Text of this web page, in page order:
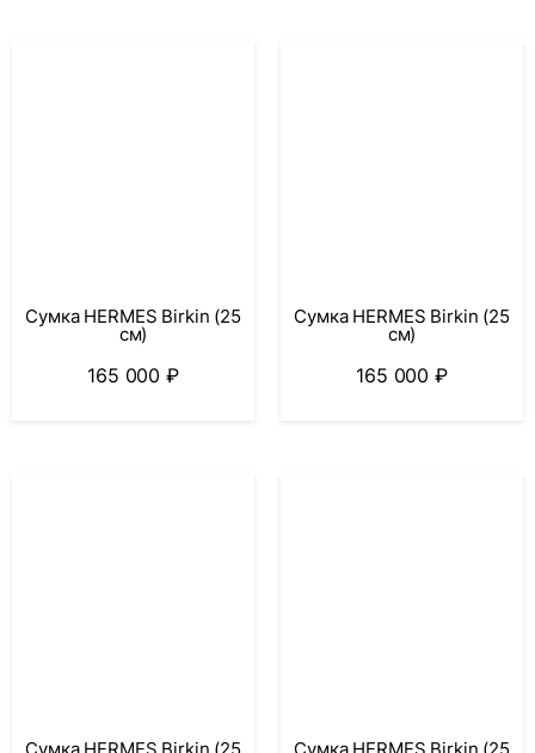
Сумка HERMES Birkin (25
см)
165 000 ₽
Сумка HERMES Birkin (25
см)
165 000 ₽
Сумка HERMES Birkin (25 Сумка HERMES Birkin (25